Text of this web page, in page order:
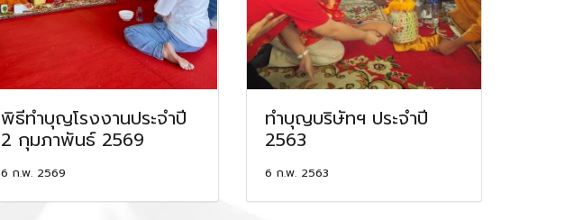
พิธีทำบุญโรงงานประจำปี
2 กุมภาพันธ์ 2569
6 ก.พ. 2569
ทำบุญบริษัทฯ ประจำปี
2563
6 ก.พ. 2563